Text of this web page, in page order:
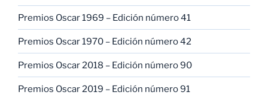
Premios Oscar 1969 – Edición número 41
Premios Oscar 1970 – Edición número 42
Premios Oscar 2018 – Edición número 90
Premios Oscar 2019 – Edición número 91